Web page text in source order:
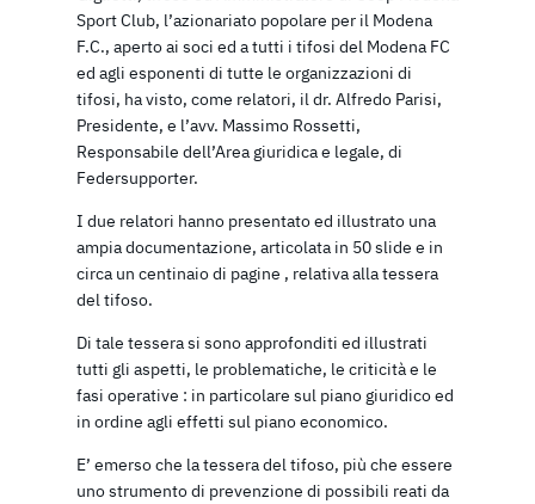
Sport Club, l’azionariato popolare per il Modena
F.C., aperto ai soci ed a tutti i tifosi del Modena FC
ed agli esponenti di tutte le organizzazioni di
tifosi, ha visto, come relatori, il dr. Alfredo Parisi,
Presidente, e l’avv. Massimo Rossetti,
Responsabile dell’Area giuridica e legale, di
Federsupporter.
I due relatori hanno presentato ed illustrato una
ampia documentazione, articolata in 50 slide e in
circa un centinaio di pagine , relativa alla tessera
del tifoso.
Di tale tessera si sono approfonditi ed illustrati
tutti gli aspetti, le problematiche, le criticità e le
fasi operative : in particolare sul piano giuridico ed
in ordine agli effetti sul piano economico.
E’ emerso che la tessera del tifoso, più che essere
uno strumento di prevenzione di possibili reati da